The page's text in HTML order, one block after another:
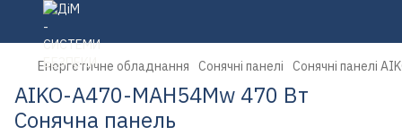
Енергетичне обладнання Сонячні панелі Сонячні панелі
AIKO-A470-MAH54Mw 470 Вт
Сонячна панель